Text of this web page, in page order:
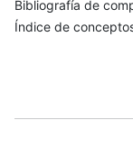
Bibliografía de
Índice de